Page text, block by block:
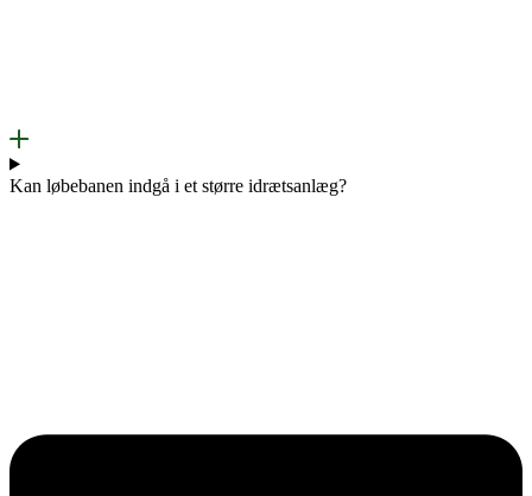
Kan løbebanen indgå i et større idrætsanlæg?